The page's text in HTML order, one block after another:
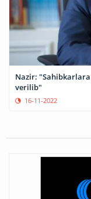
Nazir:
verilib"
16-11-2022